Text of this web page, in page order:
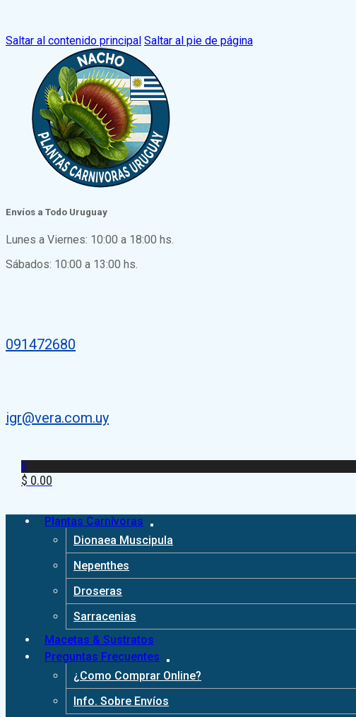
Saltar al contenido principal Saltar al pie de página
Envíos a Todo Uruguay
Lunes a Viernes: 10:00 a 18:00 hs.
Sábados: 10:00 a 13:00 hs.
091472680
igr@vera.com.uy
0
$ 0.00
Plantas Carnívoras
Dionaea Muscipula
Nepenthes
Droseras
Sarracenias
Macetas & Sustratos
Preguntas Frecuentes
¿Como Comprar Online?
Info. Sobre Envíos